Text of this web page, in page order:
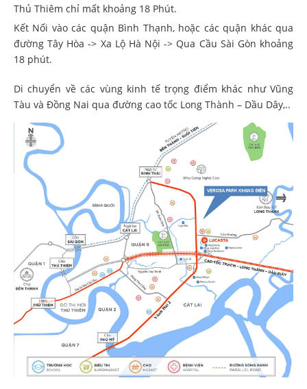
Thủ Thiêm chỉ mất khoảng 18 Phút.
Kết Nối vào các quận Bình Thạnh, hoặc các quận khác qua
đường Tây Hòa -> Xa Lộ Hà Nội -> Qua Cầu Sài Gòn khoảng
18 phút.
Di chuyển về các vùng kinh tế trọng điểm khác như Vũng
Tàu và Đồng Nai qua đường cao tốc Long Thành – Dầu Dây,..